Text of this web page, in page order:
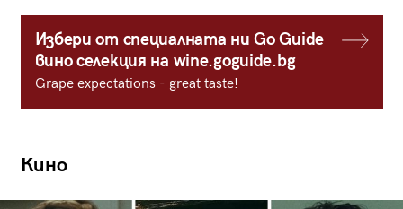
Избери от специалната ни Go Guide
вино селекция на wine.goguide.bg
Grape expectations - great taste!
Кино